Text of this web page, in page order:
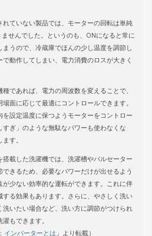
ていない製品では、モーターの回転は単純
せんでした。というのも、ONになると常に
まうので、冷蔵庫でほんの少し温度を調節し
動作してしまい、電力消費のロスが大きく
であれば、電力の周波数を変えることで、
面に応じて最適にコントロールできます。
設定温度に保つようモーターをコントロー
すぎ」のような無駄なパワーも使わなくな
す。
載した洗濯機では、洗濯槽やパルセーター
きるため、必要なパワーだけが出せるよう
が少ない効率的な運転ができます。これに伴
する効果もあります。さらに、やさしく洗い
洗いたい場合など、洗い方に調節がつけられ
もできます。
インバーターとは 」より転載）